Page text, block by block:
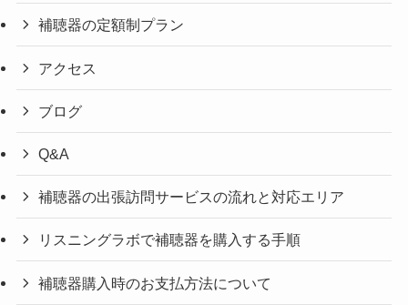
補聴器の定額制プラン
アクセス
ブログ
Q&A
補聴器の出張訪問サービスの流れと対応エリア
リスニングラボで補聴器を購入する手順
補聴器購入時のお支払方法について